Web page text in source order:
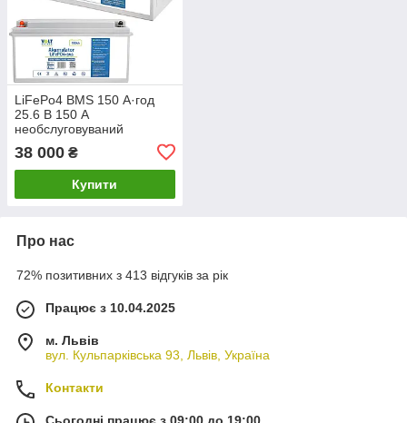
LiFePo4 BMS 150 А·год
25.6 В 150 A
необслуговуваний
кемпера VOLT POLSKA
38 000 ₴
Купити
Про нас
72% позитивних з 413 відгуків за рік
Працює з 10.04.2025
м. Львів
вул. Кульпарківська 93, Львів, Україна
Контакти